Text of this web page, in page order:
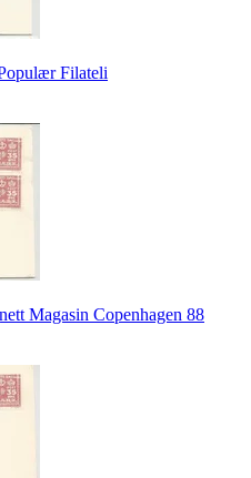
Filateli
Magasin Copenhagen 88